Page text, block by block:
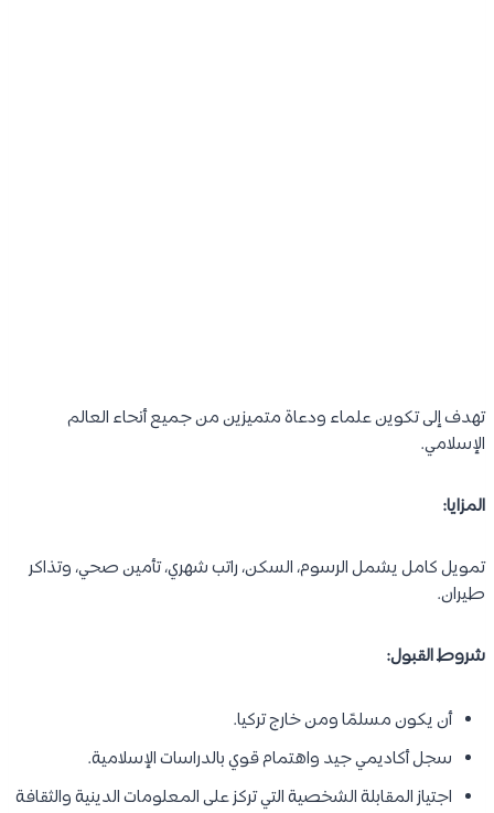
تهدف إلى تكوين علماء ودعاة متميزين من جميع أنحاء العالم
الإسلامي.
المزايا:
تمويل كامل يشمل الرسوم، السكن، راتب شهري، تأمين صحي، وتذاكر
طيران.
شروط القبول:
أن يكون مسلمًا ومن خارج تركيا.
سجل أكاديمي جيد واهتمام قوي بالدراسات الإسلامية.
اجتياز المقابلة الشخصية التي تركز على المعلومات الدينية والثقافة